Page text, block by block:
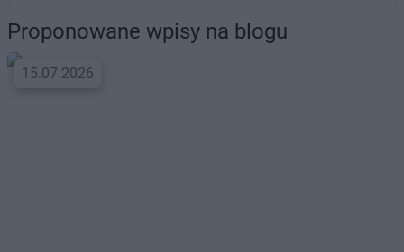
Proponowane wpisy na blogu
15.07.2026